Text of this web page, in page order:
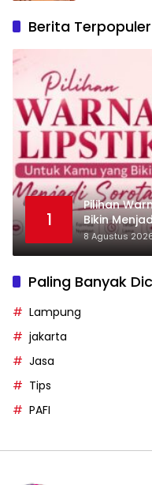
Berita
1
Pilihan
Bikin
8 Agustus
Paling Banyak
Lampung
jakarta
Jasa
Tips
PAFI